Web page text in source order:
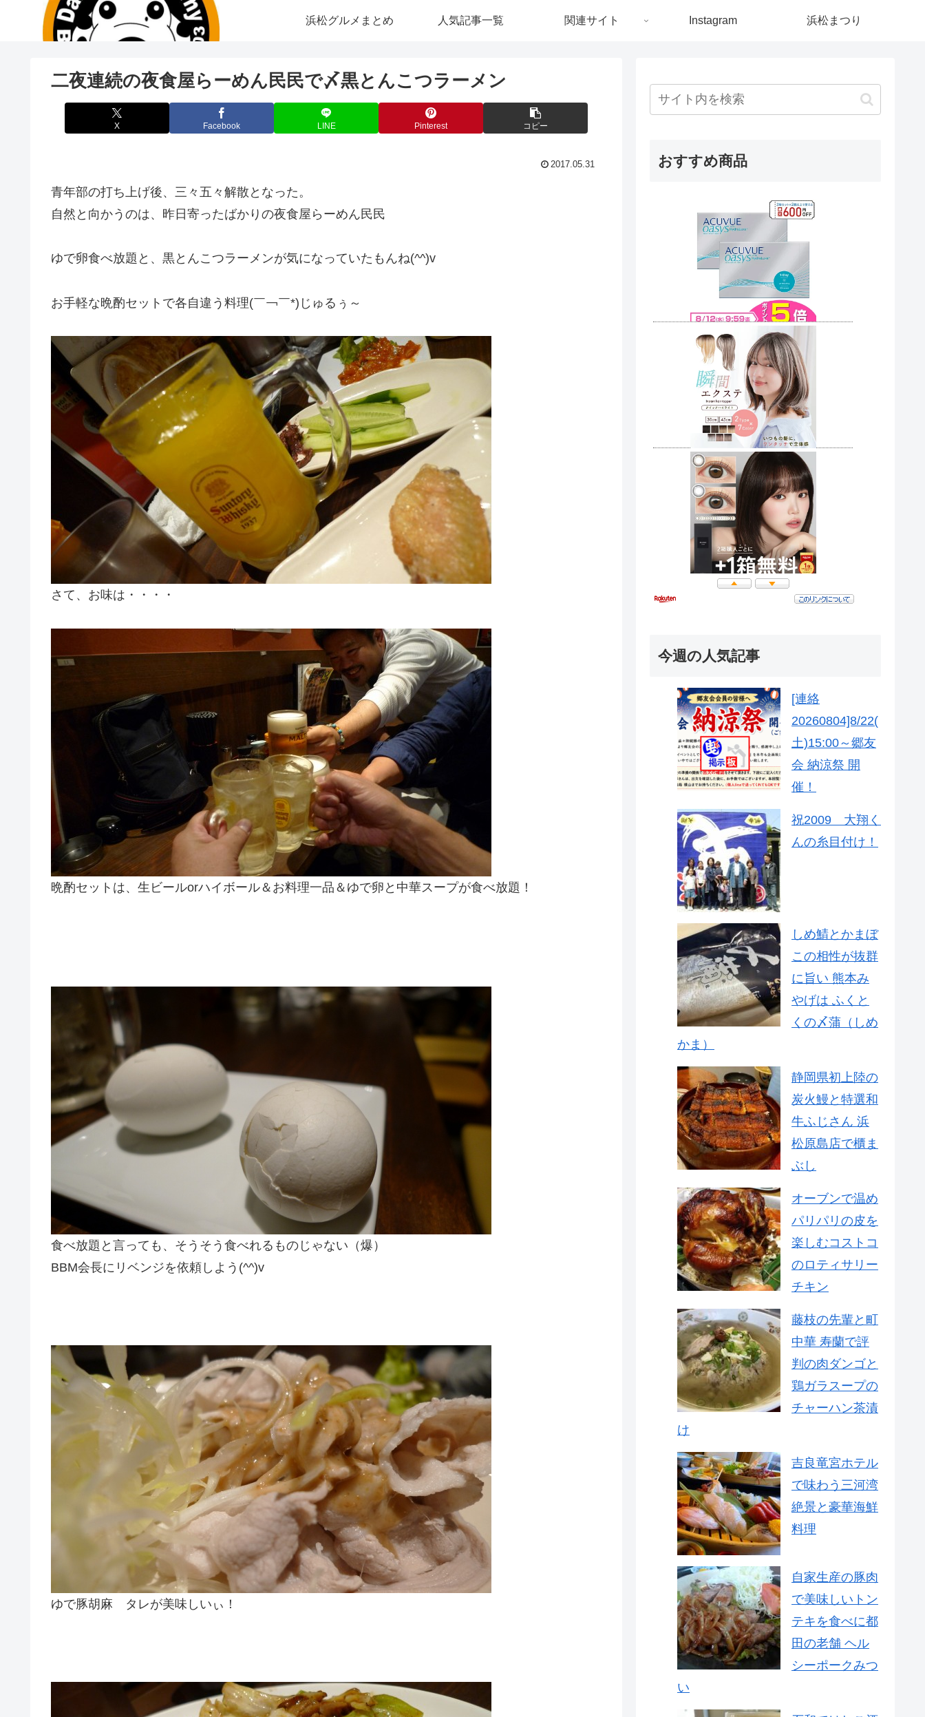
浜松グルメまとめ 人気記事一覧 関連サイト Instagram 浜松まつり
二夜連続の夜食屋らーめん民民で〆黒とんこつラーメン
X Facebook LINE Pinterest コピー
2017.05.31
青年部の打ち上げ後、三々五々解散となった。
自然と向かうのは、昨日寄ったばかりの夜食屋らーめん民民
ゆで卵食べ放題と、黒とんこつラーメンが気になっていたもんね(^^)v
お手軽な晩酌セットで各自違う料理(￣￢￣*)じゅるぅ～
さて、お味は・・・・
晩酌セットは、生ビールorハイボール＆お料理一品＆ゆで卵と中華スープが食べ放題！
食べ放題と言っても、そうそう食べれるものじゃない（爆）
BBM会長にリベンジを依頼しよう(^^)v
ゆで豚胡麻 タレが美味しいぃ！
おすすめ商品
今週の人気記事
[連絡
20260804]8/22(
土)15:00～郷友
会 納涼祭 開
催！
祝2009 大翔く
んの糸目付け！
しめ鯖とかまぼ
この相性が抜群
に旨い 熊本み
やげは ふくと
くの〆蒲（しめ
かま）
静岡県初上陸の
炭火鰻と特選和
牛ふじさん 浜
松原島店で櫃ま
ぶし
オーブンで温め
パリパリの皮を
楽しむコストコ
のロティサリー
チキン
藤枝の先輩と町
中華 寿蘭で評
判の肉ダンゴと
鶏ガラスープの
チャーハン茶漬
け
吉良竜宮ホテル
で味わう三河湾
絶景と豪華海鮮
料理
自家生産の豚肉
で美味しいトン
テキを食べに都
田の老舗 ヘル
シーポークみつ
い